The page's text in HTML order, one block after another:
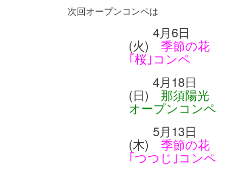
次回オープンコンペは
4月6日
(火) 季節の花
｢桜｣コンペ
4月18日
(日) 那須陽光
オープンコンペ
5月13日
(木) 季節の花
｢つつじ｣コンペ